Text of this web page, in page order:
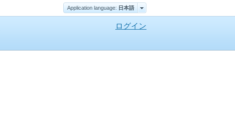
Application language: 日本語
ログイン